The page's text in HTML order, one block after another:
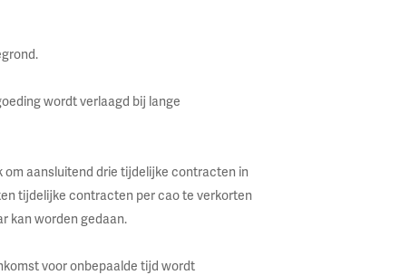
wordt verlaagd bij lange
om aansluitend drie tijdelijke contracten in
tijdelijke contracten per cao te verkorten
kan worden gedaan.
voor onbepaalde tijd wordt